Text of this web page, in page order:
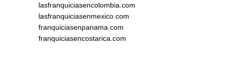
lasfranquiciasencolombia.com
lasfranquiciasenmexico.com
franquiciasenpanama.com
franquiciasencostarica.com